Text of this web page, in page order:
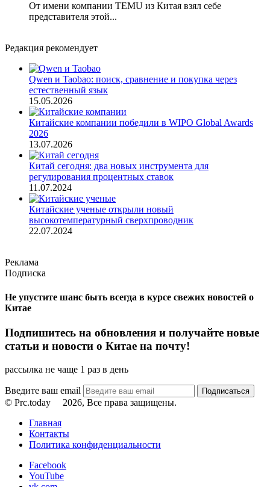
От имени компании TEMU из Китая взял себе
представителя этой...
Редакция рекомендует
Qwen и Taobao: поиск, сравнение и покупка через
естественный язык
15.05.2026
Китайские компании победили в WIPO Global Awards
2026
13.07.2026
Китай сегодня: два новых инструмента для
регулирования процентных ставок
11.07.2024
Китайские ученые открыли новый
высокотемпературный сверхпроводник
22.07.2024
Реклама
Подписка
Не упустите шанс быть всегда в курсе свежих новостей о
Китае
Подпишитесь на обновления и получайте новые
статьи и новости о Китае на почту!
рассылка не чаще 1 раз в день
Введите ваш email
© Prc.today
2026, Все права защищены.
Главная
Контакты
Политика конфиденциальности
Facebook
YouTube